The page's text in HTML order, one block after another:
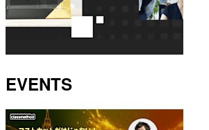
EVENTS